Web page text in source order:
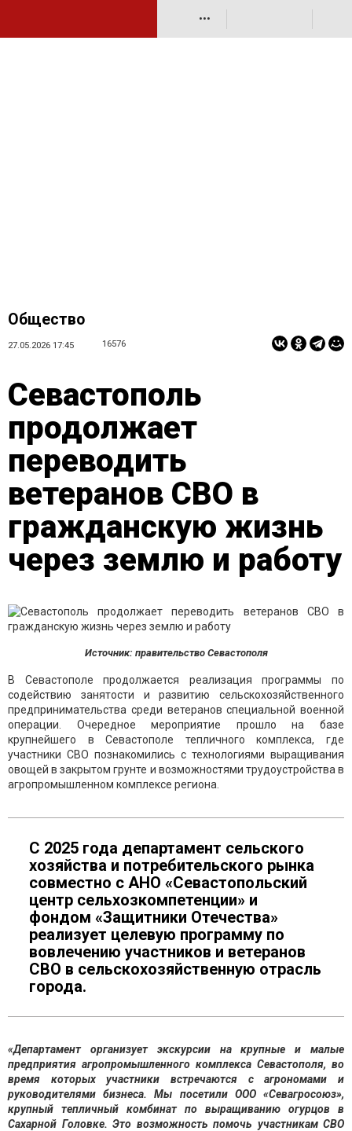
•••
Общество
27.05.2026 17:45 16576
Севастополь
продолжает
переводить
ветеранов СВО в
гражданскую жизнь
через землю и работу
Источник: правительство Севастополя
В Севастополе продолжается реализация программы по
содействию занятости и развитию сельскохозяйственного
предпринимательства среди ветеранов специальной военной
операции. Очередное мероприятие прошло на базе
крупнейшего в Севастополе тепличного комплекса, где
участники СВО познакомились с технологиями выращивания
овощей в закрытом грунте и возможностями трудоустройства в
агропромышленном комплексе региона.
С 2025 года департамент сельского
хозяйства и потребительского рынка
совместно с АНО «Севастопольский
центр сельхозкомпетенции» и
фондом «Защитники Отечества»
реализует целевую программу по
вовлечению участников и ветеранов
СВО в сельскохозяйственную отрасль
города.
«Департамент организует экскурсии на крупные и малые
предприятия агропромышленного комплекса Севастополя, во
время которых участники встречаются с агрономами и
руководителями бизнеса. Мы посетили ООО «Севагросоюз»,
крупный тепличный комбинат по выращиванию огурцов в
Сахарной Головке. Это возможность помочь участникам СВО